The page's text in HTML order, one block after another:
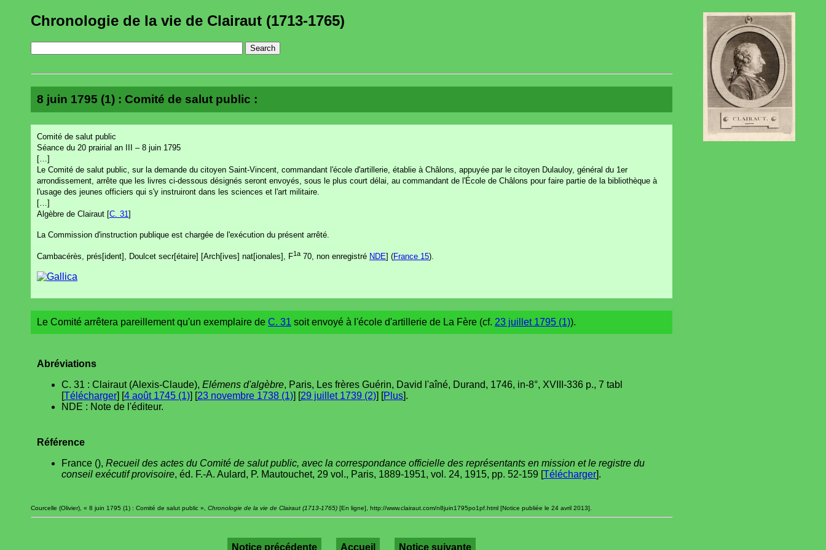
Chronologie de la vie de Clairaut (1713-1765)
8 juin 1795 (1) : Comité de salut public :
Comité de salut public
Séance du 20 prairial an III – 8 juin 1795
[…]
Le Comité de salut public, sur la demande du citoyen Saint-Vincent, commandant l'école d'artillerie, établie à Châlons, appuyée par le citoyen Dulauloy, général du 1er
arrondissement, arrête que les livres ci-dessous désignés seront envoyés, sous le plus court délai, au commandant de l'École de Châlons pour faire partie de la bibliothèque à
l'usage des jeunes officiers qui s'y instruiront dans les sciences et l'art militaire.
[…]
Algèbre de Clairaut [C. 31 ]
La Commission d'instruction publique est chargée de l'exécution du présent arrêté.
Cambacérès, prés[ident], Doulcet secr[étaire] [Arch[ives] nat[ionales], F1a 70, non enregistré NDE] (France 15).
Le Comité arrêtera pareillement qu'un exemplaire de C. 31 soit envoyé à l'école d'artillerie de La Fère (cf. 23 juillet 1795 (1)).
Abréviations
C. 31 : Clairaut (Alexis-Claude), Elémens d'algèbre, Paris, Les frères Guérin, David l'aîné, Durand, 1746, in-8°, XVIII-336 p., 7 tabl
[Télécharger] [4 août 1745 (1)] [23 novembre 1738 (1)] [29 juillet 1739 (2)] [Plus].
NDE : Note de l'éditeur.
Référence
France (), Recueil des actes du Comité de salut public, avec la correspondance officielle des représentants en mission et le registre du
conseil exécutif provisoire, éd. F.-A. Aulard, P. Mautouchet, 29 vol., Paris, 1889-1951, vol. 24, 1915, pp. 52-159 [Télécharger].
Courcelle (Olivier), « 8 juin 1795 (1) : Comité de salut public », Chronologie de la vie de Clairaut (1713-1765) [En ligne], http://www.clairaut.com/n8juin1795po1pf.html [Notice publiée le 24 avril 2013].
Notice précédente Accueil Notice suivante